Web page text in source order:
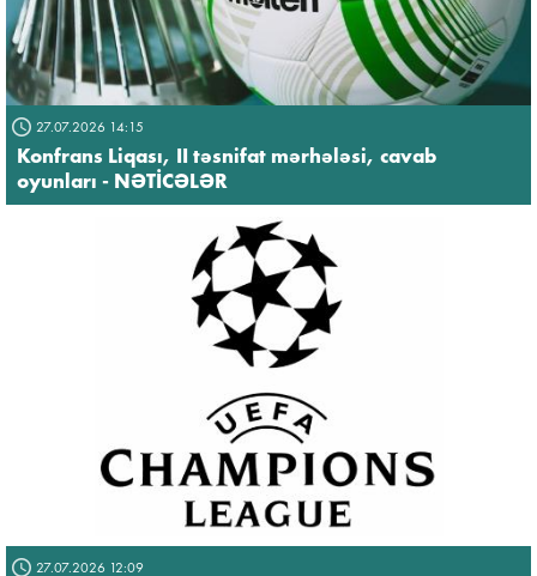
27.07.2026 14:15
Konfrans Liqası, II təsnifat mərhələsi, cavab
oyunları - NƏTİCƏLƏR
27.07.2026 12:09